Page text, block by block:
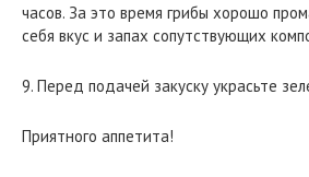
часов. За это время грибы хорошо
себя вкус и запах сопутствующих
9. Перед подачей закуску украсьте
Приятного аппетита!